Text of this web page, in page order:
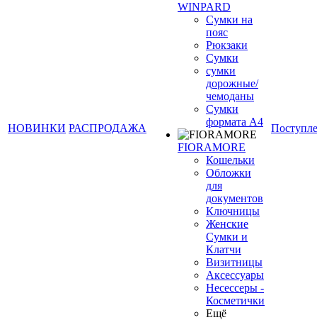
НОВИНКИ РАСПРОДАЖА
WINPARD
Сумки на
пояс
Рюкзаки
Сумки
сумки
дорожные/
чемоданы
Сумки
формата А4
FIORAMORE
Кошельки
Обложки
для
документов
Ключницы
Женские
Сумки и
Клатчи
Визитницы
Аксессуары
Несессеры -
Косметички
Ещё